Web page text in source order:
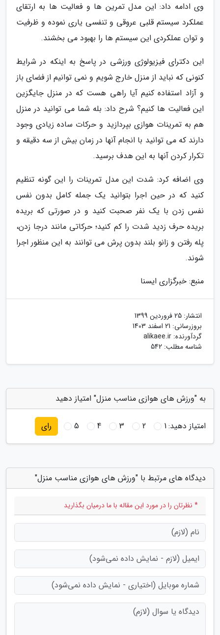
وی ادامه داد: این مدل تمرین ها و فعالیت ها به ارتقای
عملکرد سیستم قلبی عروقی و تنفسی یاری نموده و ظرفیت
و توان عملکردی این سیستم ها را بهبود می بخشند.
این دکترای فیزیولوژی ورزشی در پاسخ به اینکه در شرایط
کنونی که نباید از منزل خارج شویم و نمی توانیم از فضای باز
و آزاد استفاده کنیم آیا راهی هست که در منزل جایگزین
این فعالیت ها کنیم؟ شرح داد: بله شما می توانید در منزل
هم به تمرینات هوازی بپردازید و حرکات ساده زیادی وجود
دارند که می توانید با انجام آنها در زمان بیش از سه دقیقه و
تکرار کردن آنها به این هدف برسید.
وی اضافه کرد: شدت این مدل تمرینات را این گونه تنظیم
کنید که در حین اجرا بتوانید یک جمله کامل بدون نفس
نفس زدن با یک نفر صحبت کنید و در صورتی که بریده
بریده حرف زدید شدت را کم کنید؛ حرکاتی مانند درجا زدن،
پله رفتن و زانو بلند بدون پرش می توانند به این منظور اجرا
شوند.
منبع: خبرگزاری ایسنا
انتشار: 25 فروردین 1399
بروزرسانی: 21 اسفند 1403
گردآورنده: alikaee.ir
شناسه مطلب: 542
به "ورزش های هوازی مناسب منزل" امتیاز دهید
امتیاز دهید:1
2
3
4
5 رای
دیدگاه های مرتبط با "ورزش های هوازی مناسب منزل"
* نظرتان را در مورد این مقاله با ما درمیان بگذارید